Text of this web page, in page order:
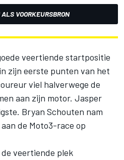
VOORKEURSBRON
veertiende startpositie
zijn eerste punten van het
viel halverwege de
aan zijn motor. Jasper
Bryan Schouten nam
de Moto3-race op
veertiende plek